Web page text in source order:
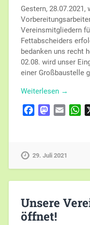
Gestern, 28.07.2021,
Vereinsmitgliedern
Fettabscheiders
bedanken uns recht
02.08. wird unser
einer Großbaustelle
Weiterlesen →
FacebookMastodon
Email
29. Juli 2021
Unsere
öffnet!